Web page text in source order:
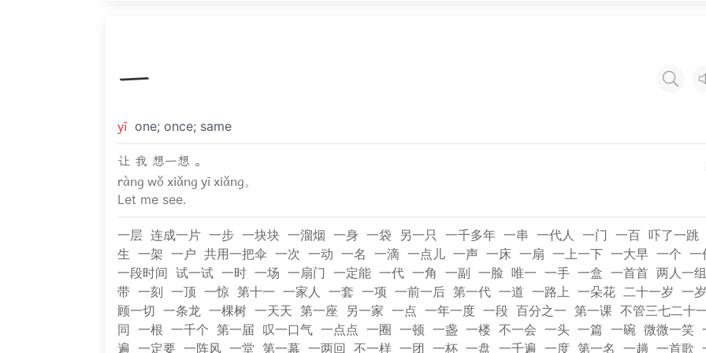
一
yī one; once; same
让 我 想一想 。
ràng wǒ xiǎng yī xiǎng。
Let me see.
一层 连成一片 一步 一块块 一溜烟 一身 一袋 另一只 一千多年 一串 一代人 一门 一百 吓了一跳
生 一架 一户 共用一把伞 一次 一动 一名 一滴 一点儿 一声 一床 一扇 一上一下 一大早 一个 一
一段时间 试一试 一时 一场 一扇门 一定能 一代 一角 一副 一脸 唯一 一手 一盒 一首首 两人一
带 一刻 一顶 一惊 第十一 一家人 一套 一项 一前一后 第一代 一道 一路上 一朵花 二十一岁 一
顾一切 一条龙 一棵树 一天天 第一座 另一家 一点 一年一度 一段 百分之一 第一课 不管三七二十
同 一根 一千个 第一届 叹一口气 一点点 一圈 一顿 一盏 一楼 不一会 一头 一篇 一碗 微微一笑
遍
一定要 一阵风 一堂 第一幕 一两回 不一样 一团 一杯 一盘 一千遍 一度 第一名 一趟 一首歌